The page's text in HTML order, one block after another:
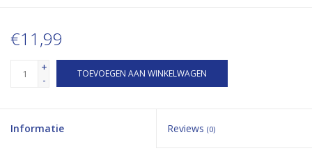
€11,99
+
-
TOEVOEGEN AAN WINKELWAGEN
Informatie Reviews (0)